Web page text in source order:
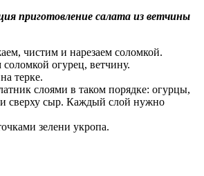
приготовление салата из ветчины
чистим и нарезаем соломкой.
огурец, ветчину.
терке.
слоями в таком порядке: огурцы,
сверху сыр. Каждый слой нужно
зелени укропа.